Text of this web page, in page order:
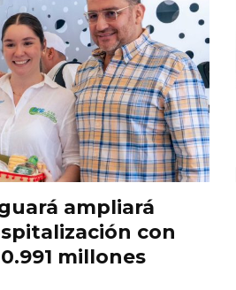
ampliará
con
millones